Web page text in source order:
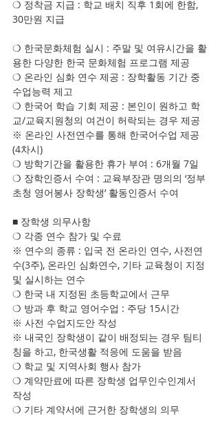
❍ 정착금 지급 : 학교 배치 직후 1회에 한함,
30만원 지급
❍ 한국문화체험 실시 : 주말 및 여유시간을 활
용한 다양한 한국 문화체험 프로그램 제공
❍ 온라인 심화 연수 제공 : 장학활동 기간 중
수업능력 제고
❍ 한국어 학습 기회 제공 : 본인이 원하고 학
교/교육지원청의 여건이 허락되는 경우 제공
※ 온라인 사전연수를 통해 한국어수업 제공
(4차시)
❍ 방학기간을 활용한 휴가 부여 : 6개월 7일
❍ 장학인증서 수여 : 교육부장관 명의의 ‘정부
초청 영어봉사 장학생’ 활동인증서 수여
■ 장학생 의무사항
❍ 각종 연수 참가 및 수료
※ 연수의 종류 : 입국 전 온라인 연수, 사전연
수(3주), 온라인 심화연수, 기타 교육청이 지정
및 실시하는 연수
❍ 한국 내 지정된 초등학교에서 근무
❍ 방과 후 학교 영어수업 : 주당 15시간
※ 사전 수업지도안 작성
※ 내국인 장학생이 같이 배정되는 경우 팀티
칭을 하고, 한국생활 적응에 도움을 받음
❍ 학교 및 지역사회 행사 참가
❍ 계약만료에 따른 장학생 업무인수인계서
작성
❍ 기타 계약서에 근거한 장학생의 의무